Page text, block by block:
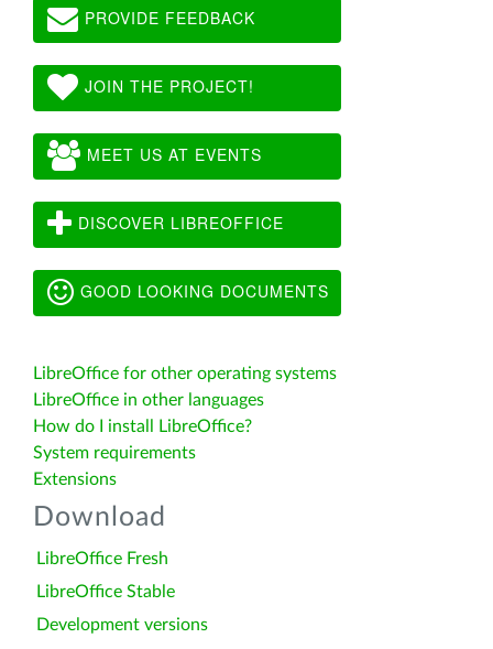
PROVIDE FEEDBACK
JOIN THE PROJECT!
MEET US AT EVENTS
DISCOVER LIBREOFFICE
GOOD LOOKING DOCUMENTS
LibreOffice for other operating systems
LibreOffice in other languages
How do I install LibreOffice?
System requirements
Extensions
Download
LibreOffice Fresh
LibreOffice Stable
Development versions